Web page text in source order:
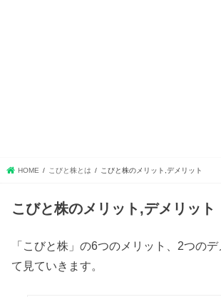
HOME こびと株とは こびと株のメリット,デメリット
こびと株のメリット,デメリット
「こびと株」の6つのメリット、2つの
て見ていきます。